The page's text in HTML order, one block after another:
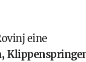
eine